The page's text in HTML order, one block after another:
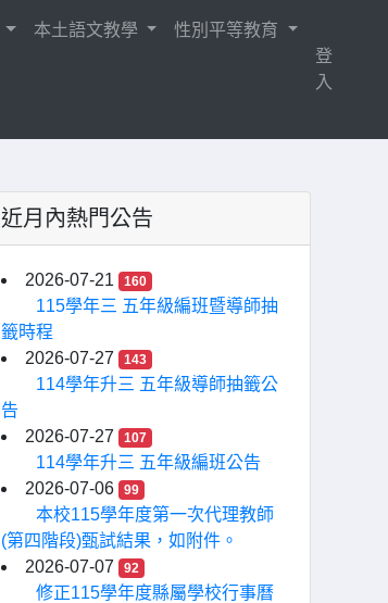
本土語文教學
性別平等教育
登
入
近月內熱門公告
2026-07-21 160
115學年三 五年級編班暨導師抽
籤時程
2026-07-27
143
114學年升三 五年級導師抽籤公
告
2026-07-27
107
114學年升三 五年級編班公告
2026-07-06
99
本校115學年度第一次代理教師
(第四階段)甄試結果，如附件。
2026-07-07
92
修正115學年度縣屬學校行事曆